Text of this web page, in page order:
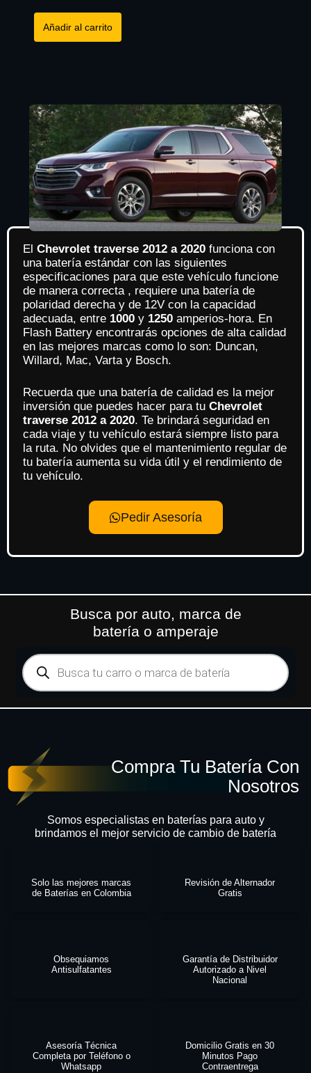
Añadir al carrito
El Chevrolet traverse 2012 a 2020 funciona con
una batería estándar con las siguientes
especificaciones para que este vehículo funcione
de manera correcta , requiere una batería de
polaridad derecha y de 12V con la capacidad
adecuada, entre 1000 y 1250 amperios-hora. En
Flash Battery encontrarás opciones de alta calidad
en las mejores marcas como lo son: Duncan,
Willard, Mac, Varta y Bosch.
Recuerda que una batería de calidad es la mejor
inversión que puedes hacer para tu Chevrolet
traverse 2012 a 2020. Te brindará seguridad en
cada viaje y tu vehículo estará siempre listo para
la ruta. No olvides que el mantenimiento regular de
tu batería aumenta su vida útil y el rendimiento de
tu vehículo.
Pedir Asesoría
Busca por auto, marca de
batería o amperaje
Compra Tu Batería Con
Nosotros
Somos especialistas en baterías para auto y
brindamos el mejor servicio de cambio de batería
Solo las mejores marcas
de Baterías en Colombia
Revisión de Alternador
Gratis
Obsequiamos
Antisulfatantes
Garantía de Distribuidor
Autorizado a Nivel
Nacional
Asesoría Técnica
Completa por Teléfono o
Whatsapp
Domicilio Gratis en 30
Minutos Pago
Contraentrega